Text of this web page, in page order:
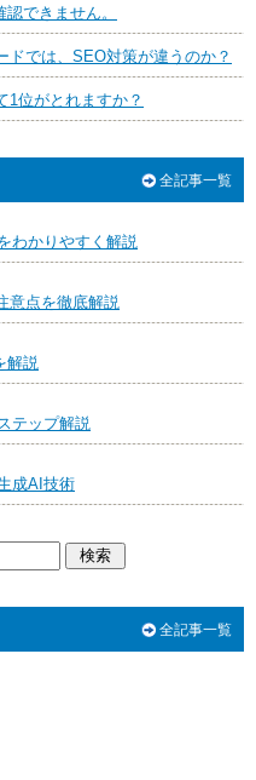
できません。
ドでは、SEO対策が違うのか？
1位がとれますか？
全記事一覧
わかりやすく解説
意点を徹底解説
解説
テップ解説
成AI技術
全記事一覧